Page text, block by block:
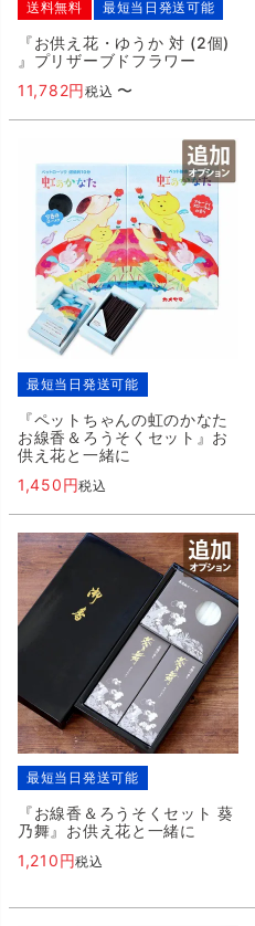
送料無料 最短当日発送可能
『お供え花・ゆうか 対 (2個)
』プリザーブドフラワー
11,782
税込 〜
最短当日発送可能
『ペットちゃんの虹のかなた
お線香＆ろうそくセット』お
供え花と一緒に
1,450
税込
最短当日発送可能
『お線香＆ろうそくセット 葵
乃舞』お供え花と一緒に
1,210
税込